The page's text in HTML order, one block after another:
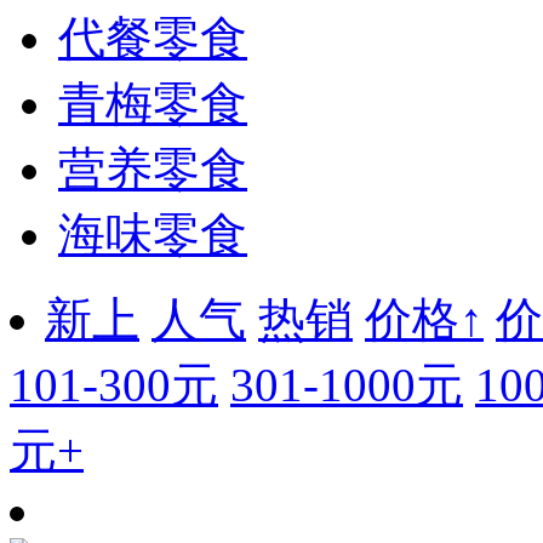
代餐零食
青梅零食
营养零食
海味零食
新上 人气 热销 价格↑
101-300元 301-1000元
元+